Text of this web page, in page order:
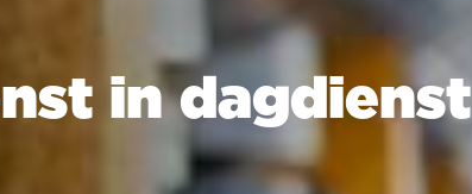
in dagdienst